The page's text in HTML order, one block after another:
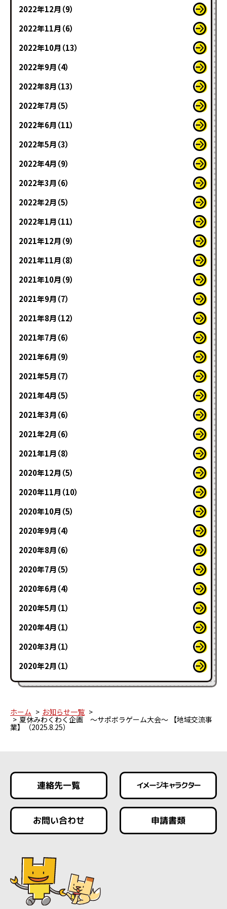
2022年12月（9）
2022年11月（6）
2022年10月（13）
2022年9月（4）
2022年8月（13）
2022年7月（5）
2022年6月（11）
2022年5月（3）
2022年4月（9）
2022年3月（6）
2022年2月（5）
2022年1月（11）
2021年12月（9）
2021年11月（8）
2021年10月（9）
2021年9月（7）
2021年8月（12）
2021年7月（6）
2021年6月（9）
2021年5月（7）
2021年4月（5）
2021年3月（6）
2021年2月（6）
2021年1月（8）
2020年12月（5）
2020年11月（10）
2020年10月（5）
2020年9月（4）
2020年8月（6）
2020年7月（5）
2020年6月（4）
2020年5月（1）
2020年4月（1）
2020年3月（1）
2020年2月（1）
ホーム お知らせ一覧
夏休みわくわく企画 ～サポボラゲーム大会～ 【地域交流事
業】（2025.8.25）
連絡先一覧 イメージキャラクター
お問い合わせ 申請書類